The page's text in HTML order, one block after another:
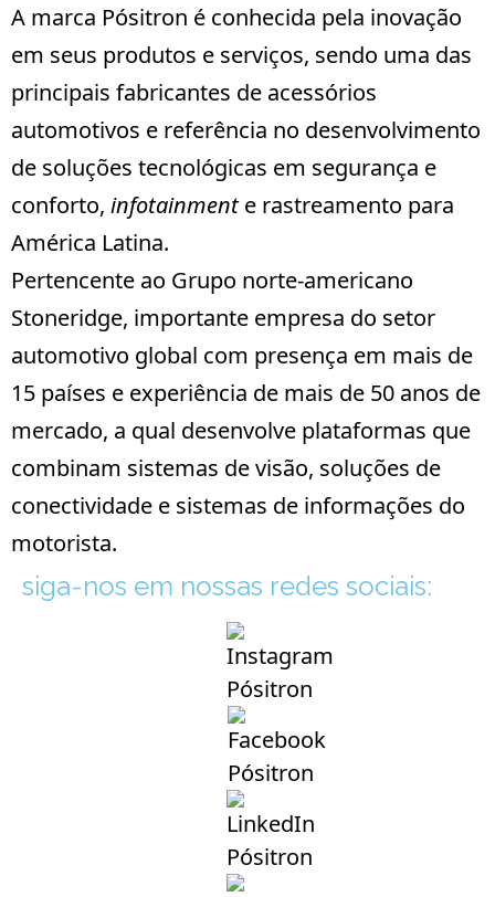
A marca Pósitron é conhecida pela inovação
em seus produtos e serviços, sendo uma das
principais fabricantes de acessórios
automotivos e referência no desenvolvimento
de soluções tecnológicas em segurança e
conforto, infotainmente rastreamento para
América Latina.
Pertencente ao Grupo norte-americano
Stoneridge, importante empresa do setor
automotivo global com presença em mais de
15 países e experiência de mais de 50 anos de
mercado, a qual desenvolve plataformas que
combinam sistemas de visão, soluções de
conectividade e sistemas de informações do
motorista.
siga-nos em nossas redes sociais: